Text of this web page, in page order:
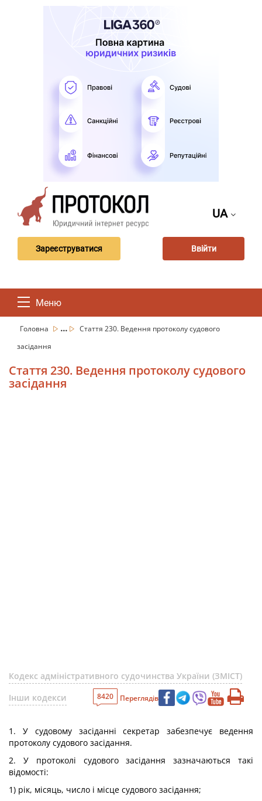
UA
Зареєструватися Ввійти
Меню
Головна ...
Стаття 230. Ведення протоколу судового
засідання
Стаття 230. Ведення протоколу судового
засідання
Кодекс адміністративного судочинства України (ЗМІСТ)
Інши кодекси
8420 Переглядів
1. У судовому засіданні секретар забезпечує ведення
протоколу судового засідання.
2. У протоколі судового засідання зазначаються такі
відомості:
1) рік, місяць, число і місце судового засідання;